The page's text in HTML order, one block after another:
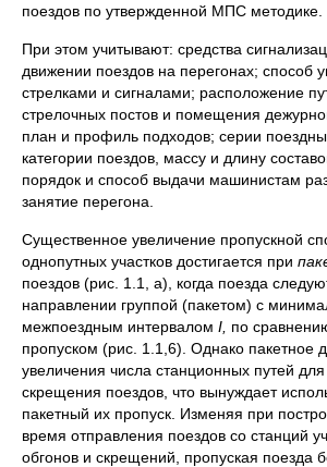
поездов по утвержденной МПС методике.
При этом учитывают: средства
движении поездов на перегонах; способ
стрелками и сигналами; расположение
стрелочных постов и помещения
план и профиль подходов; серии
категории поездов, массу и длину
порядок и способ выдачи машинистам
занятие перегона.
Существенное увеличение пропускной
однопутных участков достигается при
поездов (рис. 1.1, а), когда поезда
направлении группой (пакетом) с
межпоездным интервалом I, по
пропуском (рис. 1.1,6). Однако пакетное
увеличения числа станционных путей
скрещения поездов, что вынуждает
пакетный их пропуск. Изменяя при
время отправления поездов со станций
обгонов и скрещений, пропуская поезда